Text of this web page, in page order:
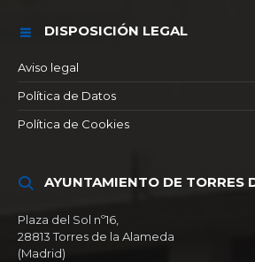
DISPOSICIÓN LEGAL
Aviso legal
Política de Datos
Política de Cookies
AYUNTAMIENTO DE TORRES
Plaza del Sol nº16,
28813 Torres de la Alameda
(Madrid)